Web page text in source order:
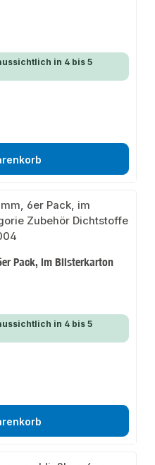
in 4 bis 5
Pack, im Blisterkarton
in 4 bis 5